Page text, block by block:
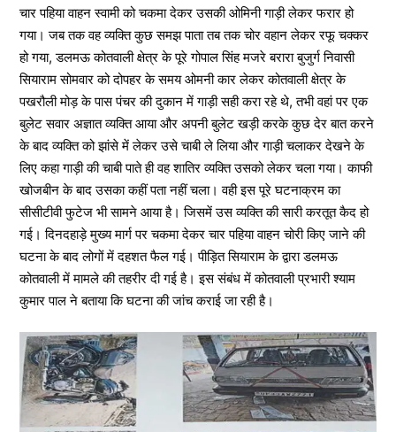
चार पहिया वाहन स्वामी को चकमा देकर उसकी ओमिनी गाड़ी लेकर फरार हो
गया। जब तक वह व्यक्ति कुछ समझ पाता तब तक चोर वहान लेकर रफू चक्कर
हो गया, डलमऊ कोतवाली क्षेत्र के पूरे गोपाल सिंह मजरे बरारा बुजुर्ग निवासी
सियाराम सोमवार को दोपहर के समय ओमनी कार लेकर कोतवाली क्षेत्र के
पखरौली मोड़ के पास पंचर की दुकान में गाड़ी सही करा रहे थे, तभी वहां पर एक
बुलेट सवार अज्ञात व्यक्ति आया और अपनी बुलेट खड़ी करके कुछ देर बात करने
के बाद व्यक्ति को झांसे में लेकर उसे चाबी ले लिया और गाड़ी चलाकर देखने के
लिए कहा गाड़ी की चाबी पाते ही वह शातिर व्यक्ति उसको लेकर चला गया। काफी
खोजबीन के बाद उसका कहीं पता नहीं चला। वही इस पूरे घटनाक्रम का
सीसीटीवी फुटेज भी सामने आया है। जिसमें उस व्यक्ति की सारी करतूत कैद हो
गई। दिनदहाड़े मुख्य मार्ग पर चकमा देकर चार पहिया वाहन चोरी किए जाने की
घटना के बाद लोगों में दहशत फैल गई। पीड़ित सियाराम के द्वारा डलमऊ
कोतवाली में मामले की तहरीर दी गई है। इस संबंध में कोतवाली प्रभारी श्याम
कुमार पाल ने बताया कि घटना की जांच कराई जा रही है।